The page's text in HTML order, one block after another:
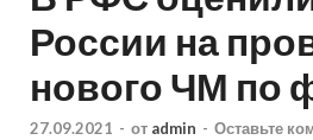
России на
нового ЧМ по
27.09.2021 - от admin - Оставьте